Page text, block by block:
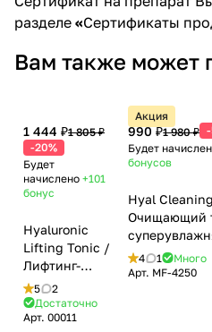
разделе «Сертификаты
Вам также может
1 444 ₽1 805 ₽
-20%
Будет
начислено +101
бонус
Hyaluronic
Lifting Tonic /
Лифтинг-
тоник с
эластином и
гиалуроновой
5
2
Достаточно
Арт. 00011
Акция
990 ₽1 980 ₽
Будет
бонусов
Hyal
Очищающий
с
кислотой,
4 1
Много
Арт. MF-4250